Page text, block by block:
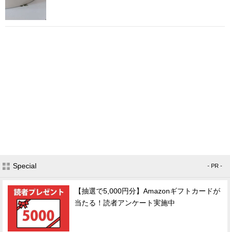
Special - PR -
【抽選で5,000円分】Amazonギフトカードが
当たる！読者アンケート実施中